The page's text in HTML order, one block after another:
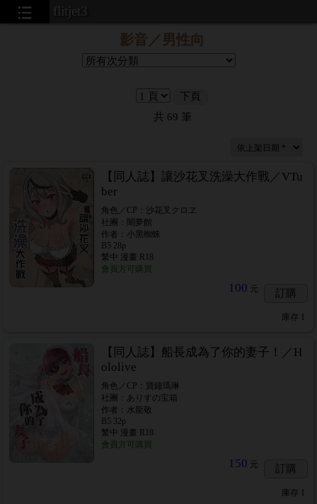
flitjet3
影音／男性向
下頁
共 69 筆
【同人誌】讓沙花叉洗澡大作戰／VTu
ber
角色／CP：沙花叉クロヱ
社團：闇夢館
作者：小黑蜘蛛
B5 28p
繁中 漫畫 R18
會員方可購買
100 元 訂購
庫存
【同人誌】船長成為了你的妻子！／H
ololive
角色／CP：寶鐘瑪琳
社團：ありすの宝箱
作者：水龍敬
B5 32p
繁中 漫畫 R18
會員方可購買
150 元 訂購
庫存